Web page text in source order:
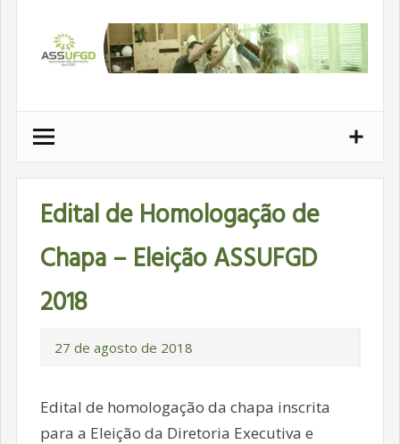
conteúdo
Edital de Homologação de
Chapa – Eleição ASSUFGD
2018
27 de agosto de 2018
Edital de homologação da chapa inscrita
para a Eleição da Diretoria Executiva e